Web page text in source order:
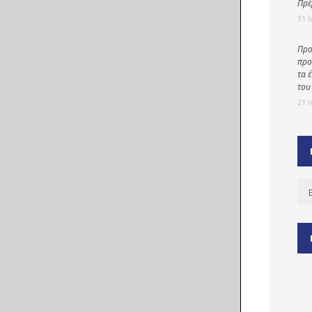
31
τα
21